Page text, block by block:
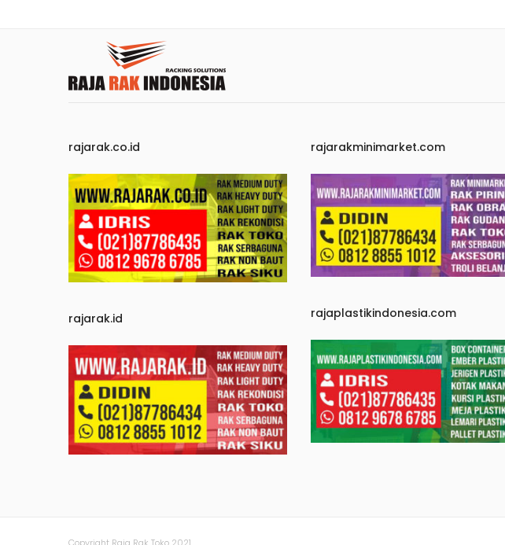
rajarak.co.id
rajarak.id
rajarakminimarket.com
rajaplastikindonesia.com